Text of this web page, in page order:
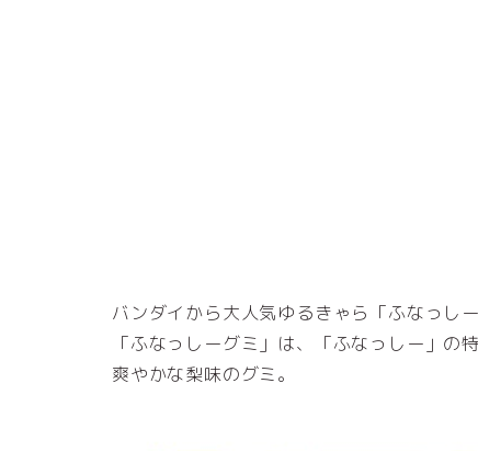
バンダイから大人気ゆるきゃら「ふなっし
「ふなっしーグミ」は、「ふなっしー」の
爽やかな梨味のグミ。